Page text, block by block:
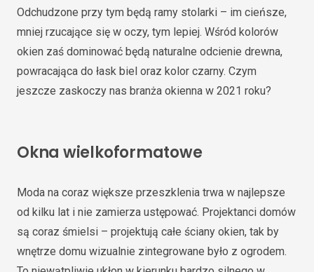
Odchudzone przy tym będą ramy stolarki – im cieńsze,
mniej rzucające się w oczy, tym lepiej. Wśród kolorów
okien zaś dominować będą naturalne odcienie drewna,
powracająca do łask biel oraz kolor czarny. Czym
jeszcze zaskoczy nas branża okienna w 2021 roku?
Okna wielkoformatowe
Moda na coraz większe przeszklenia trwa w najlepsze
od kilku lat i nie zamierza ustępować. Projektanci domów
są coraz śmielsi – projektują całe ściany okien, tak by
wnętrze domu wizualnie zintegrowane było z ogrodem.